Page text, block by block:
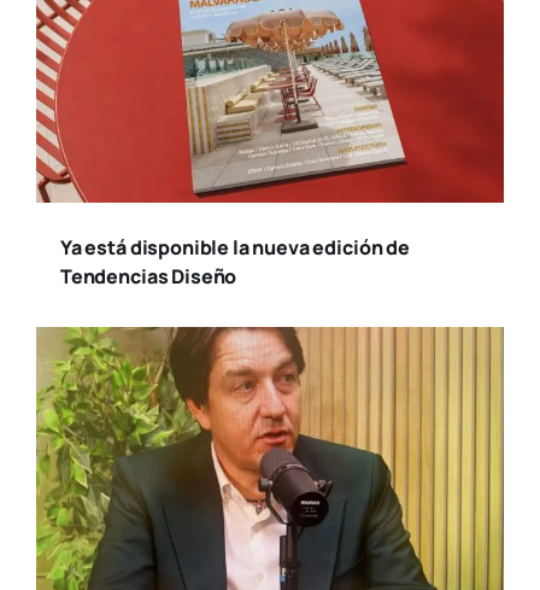
Ya está disponible la nueva edición de
Tendencias Diseño